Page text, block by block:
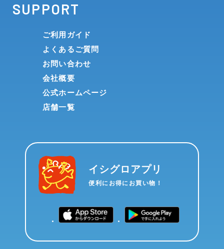
SUPPORT
ご利用ガイド
よくあるご質問
お問い合わせ
会社概要
公式ホームページ
店舗一覧
イシグロアプリ
便利にお得にお買い物！